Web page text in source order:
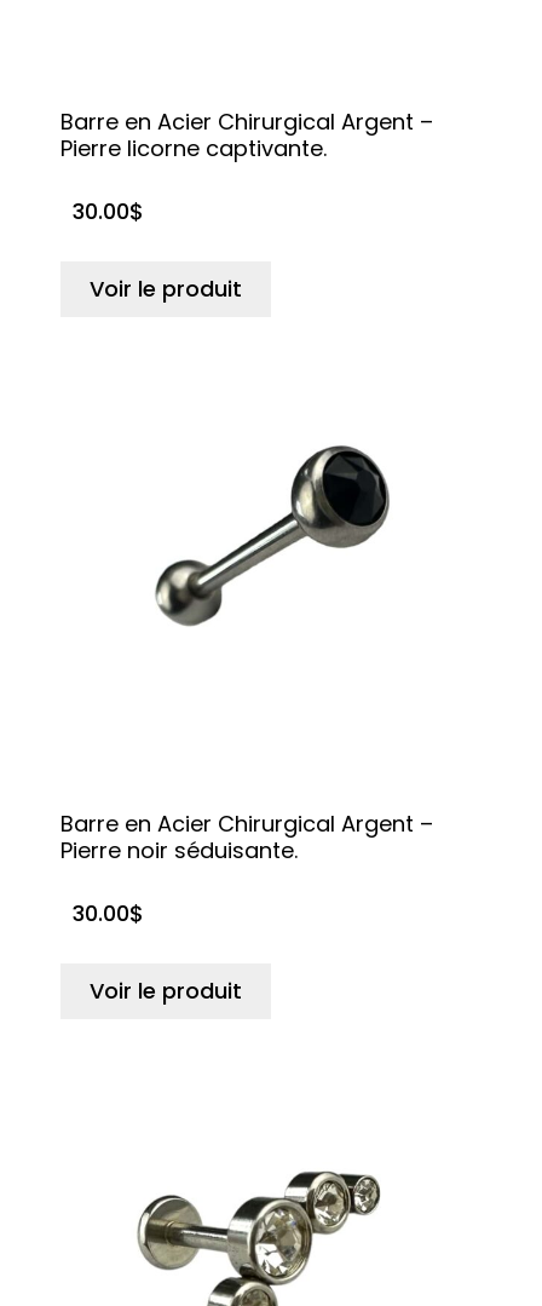
Barre en Acier Chirurgical Argent –
Pierre licorne captivante.
30.00$
Voir le produit
Barre en Acier Chirurgical Argent –
Pierre noir séduisante.
30.00$
Voir le produit